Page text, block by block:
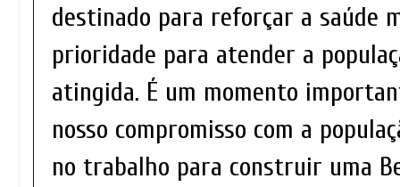
destinado para reforçar a saúde
prioridade para atender a
atingida. É um momento
nosso compromisso com a
no trabalho para construir uma